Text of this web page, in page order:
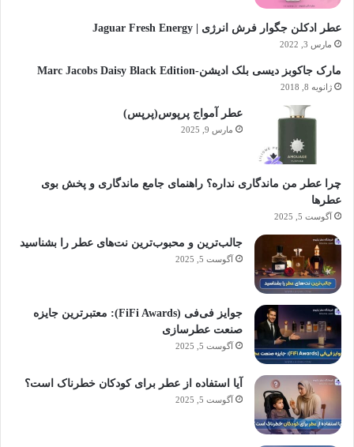
عطر ادکلن جگوار فرش انرژی | Jaguar Fresh Energy
مارس 3, 2022
مارک جاکوبز دیسی بلک ادیشن-Marc Jacobs Daisy Black Edition
ژانویه 8, 2018
عطر آمواج پرپوس(پرپس)
مارس 9, 2025
چرا عطر من ماندگاری نداره؟ راهنمای جامع ماندگاری و پخش بوی
عطرها
آگوست 5, 2025
جالب‌ترین و محبوب‌ترین نت‌های عطر را بشناسید
آگوست 5, 2025
جوایز فی‌فی (FiFi Awards): معتبرترین جایزه
صنعت عطرسازی
آگوست 5, 2025
آیا استفاده از عطر برای کودکان خطرناک است؟
آگوست 5, 2025